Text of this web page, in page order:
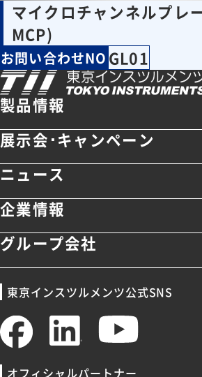
マイクロチャンネルプ
MCP)
お問い合わせNO GL01
製品情報
展示会･キャンペーン
ニュース
企業情報
グループ会社
東京インスツルメンツ公式SNS
オフィシャルパートナー